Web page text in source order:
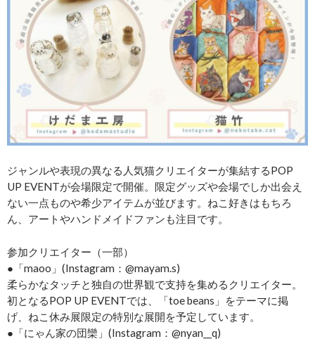
ジャンルや表現の異なる人気猫クリエイターが集結するPOP
UP EVENTが会場限定で開催。限定グッズや会場でしか出会え
ない一点ものや希少アイテムが並びます。ねこ好きはもちろ
ん、アートやハンドメイドファンも注目です。
参加クリエイター（一部）
●「maoo」(Instagram：@mayam.s)
柔らかなタッチと独自の世界観で支持を集めるクリエイター。
初となるPOP UP EVENTでは、「toe beans」をテーマに掲
げ、ねこ休み展限定の特別な展開を予定しています。
●「にゃん家の団欒」(Instagram：@nyan__q)